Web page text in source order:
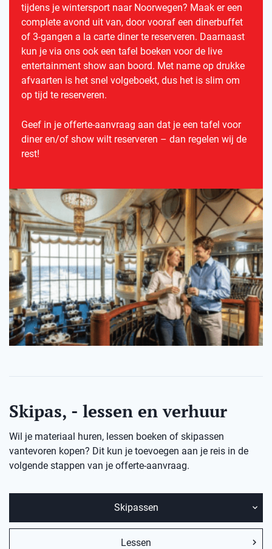
tijdens je wintersport naar Noorwegen? Maak er een
complete avond uit van, door vooraf een dinerbuffet
of 3-gangen a la carte diner te reserveren. Daarnaast
kun je via ons ook een tafel boeken voor de live
entertainment show aan boord. Met name op drukke
afvaarten is het snel volgeboekt, dus het is slim om
op tijd te reserveren.
Geef in je offerte-aanvraag aan dat je een tafel voor
diner en/of show wilt reserveren – dan regelen wij de
rest!
Skipas, - lessen en verhuur
Wil je materiaal huren, lessen boeken of skipassen
vantevoren kopen? Dit kun je toevoegen aan je reis in de
volgende stappen van je offerte-aanvraag.
Skipassen
Lessen